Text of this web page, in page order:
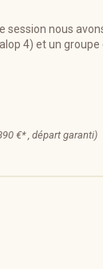
session nous
4) et un groupe
€* , départ garanti)